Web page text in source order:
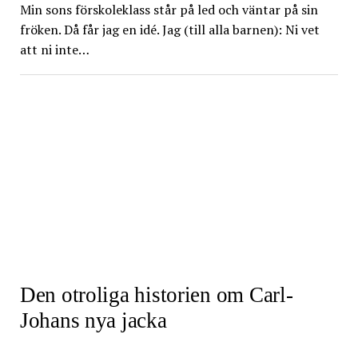
Min sons förskoleklass står på led och väntar på sin
fröken. Då får jag en idé. Jag (till alla barnen): Ni vet
att ni inte…
Den otroliga historien om Carl-
Johans nya jacka